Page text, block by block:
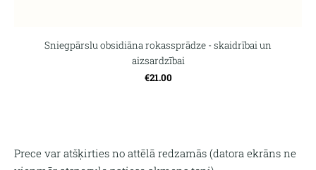
Prece var atšķirties no attēlā redzamās (datora ekrāns ne
Sniegpārslu obsidiāna rokassprādze - skaidrībai un
aizsardzībai
€21.00